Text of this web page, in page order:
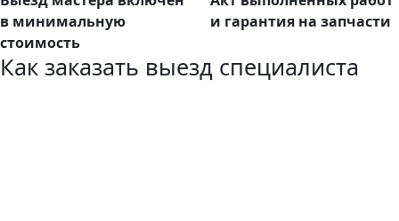
в минимальную
стоимость
и гарантия на запчасти
Как заказать выезд специалиста